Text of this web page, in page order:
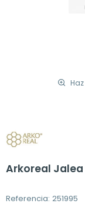
Arkoreal Jalea
Referencia: 251995